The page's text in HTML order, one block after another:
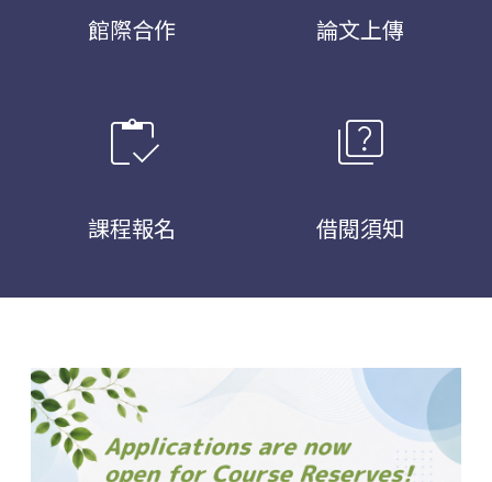
館際合作 論文上傳
inventory
課程報名
quiz
借閱須知